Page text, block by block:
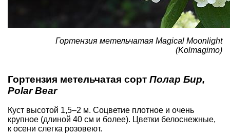
Гортензия метельчатая Magical Moonlight
(Kolmagimo)
Гортензия метельчатая сорт Полар Бир,
Polar Bear
Куст высотой 1,5–2 м. Соцветие плотное и очень
крупное (длиной 40 см и более). Цветки белоснежные,
к осени слегка розовеют.